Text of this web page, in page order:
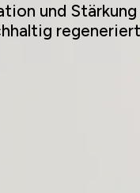
und
zeigt sich ein